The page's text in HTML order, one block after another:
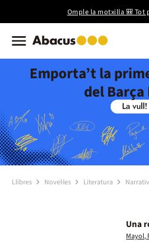
Omple la motxilla 🎒 Tot
Emporta’t la
del
Llibres Novel·les Literatura
Una
Mayol,